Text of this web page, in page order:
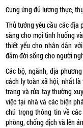
Cung ứng đủ lương thực,
Thủ tướng yêu cầu các địa
sàng cho mọi tình huống
thiết yếu cho nhân dân
đảm đời sống cho người
Các bộ, ngành, địa
cách ly toàn xã hội, nhất
trang và rửa tay thường
việc tại nhà và các biện
chú trọng thông tin về
phòng, chống dịch và lên